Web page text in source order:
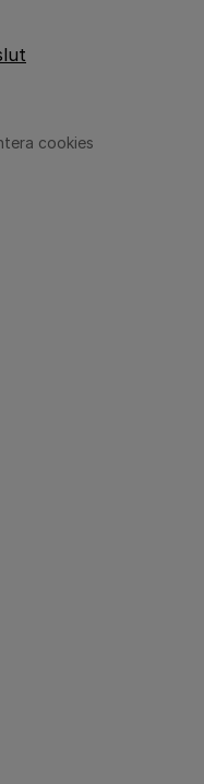
cookies